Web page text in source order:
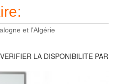
et l’Algérie
LA DISPONIBILITE PAR